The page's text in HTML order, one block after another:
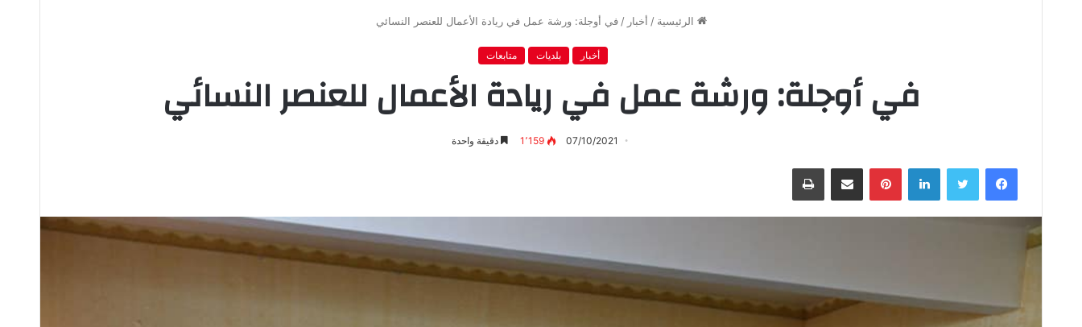
الرئيسية / أخبار / في أوجلة: ورشة عمل في ريادة الأعمال للعنصر النسائي
أخبار بلديات متابعات
في أوجلة: ورشة عمل في ريادة الأعمال للعنصر النسائي
07/10/2021 1٬159 دقيقة واحدة
فيسبوك تويتر لينكدإن بينتيريست مشاركة عبر البريد طباعة